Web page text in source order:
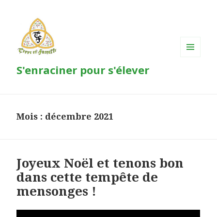
S'enraciner pour s'élever
Mois : décembre 2021
Joyeux Noël et tenons bon
dans cette tempête de
mensonges !